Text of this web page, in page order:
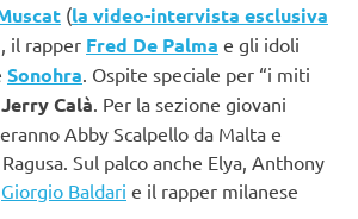
(la video-intervista esclusiva
il rapper Fred De Palma e gli idoli
Sonohra . Ospite speciale per “i miti
Jerry Calà . Per la sezione giovani
Abby Scalpello da Malta e
Sul palco anche Elya, Anthony
Giorgio Baldari e il rapper milanese